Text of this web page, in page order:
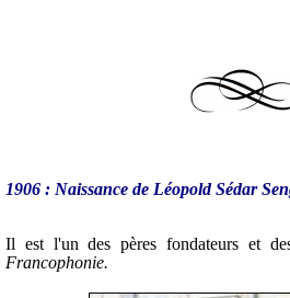
1906 : Naissance de Léopold Sédar
Il est l'un des pères fondateurs et
Francophonie.